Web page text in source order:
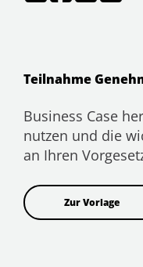
Teilnahme
Business Case
nutzen und die
an Ihren
Zur Vorlage